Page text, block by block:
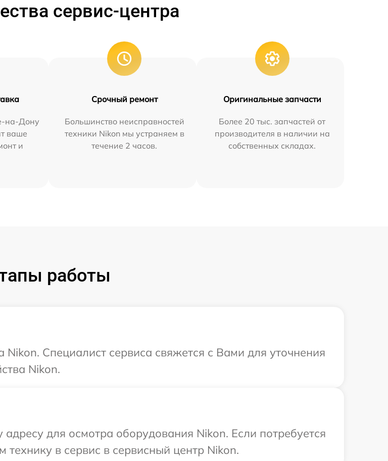
сервис-центра
на-Дону
ваше
и
Срочный ремонт
Большинство неисправностей
техники Nikon мы устраняем в
течение 2 часов.
Оригинальные запчасти
Более 20 тыс. запчастей от
производителя в наличии на
собственных складах.
работы
Nikon. Специалист сервиса свяжется с Вами для уточнения
Nikon.
для осмотра оборудования Nikon. Если потребуется
в сервис в сервисный центр Nikon.